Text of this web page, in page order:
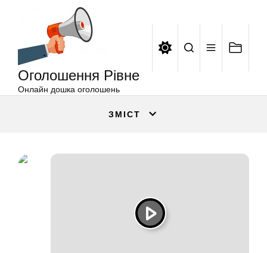
Оголошення Рівне
Онлайн дошка оголошень
ЗМІСТ